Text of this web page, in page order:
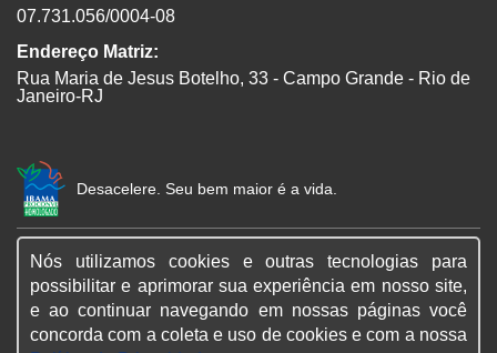
07.731.056/0004-08
Endereço Matriz:
Rua Maria de Jesus Botelho, 33 - Campo Grande - Rio de
Janeiro-RJ
Desacelere. Seu bem maior é a vida.
SIGA-NOS:
Nós utilizamos cookies e outras tecnologias para
possibilitar e aprimorar sua experiência em nosso site,
e ao continuar navegando em nossas páginas você
concorda com a coleta e uso de cookies e com a nossa